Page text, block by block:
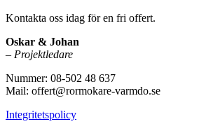
Kontakta oss idag för en fri offert.
Oskar & Johan
– Projektledare
Nummer: 08-502 48 637
Mail: offert@rormokare-varmdo.se
Integritetspolicy